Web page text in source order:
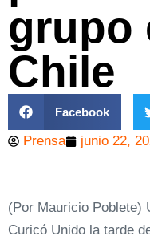
grupo
Chile
Facebook
Prensa junio 22,
(Por Mauricio Poblete)
Curicó Unido la tarde